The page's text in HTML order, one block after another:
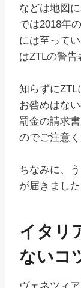
などは地図
では2018年
には至って
はZTLの警告
知らずにZTL
お咎めはな
罰金の請求
のでご注意く
ちなみに、
が届きました
イタリ
ないコ